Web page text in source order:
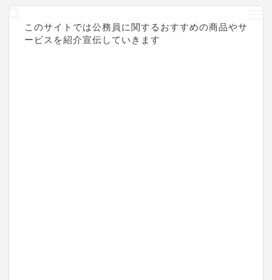
このサイトでは公務員に関するおすすめの商品やサ
ービスを紹介宣伝していきます